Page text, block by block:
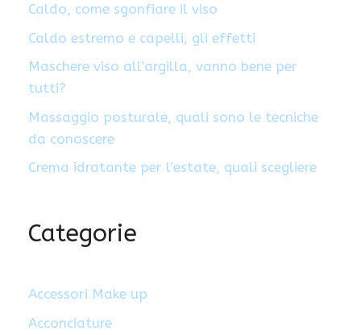
Caldo, come sgonfiare il viso
Caldo estremo e capelli, gli effetti
Maschere viso all’argilla, vanno bene per
tutti?
Massaggio posturale, quali sono le tecniche
da conoscere
Crema idratante per l’estate, quali scegliere
Categorie
Accessori Make up
Acconciature